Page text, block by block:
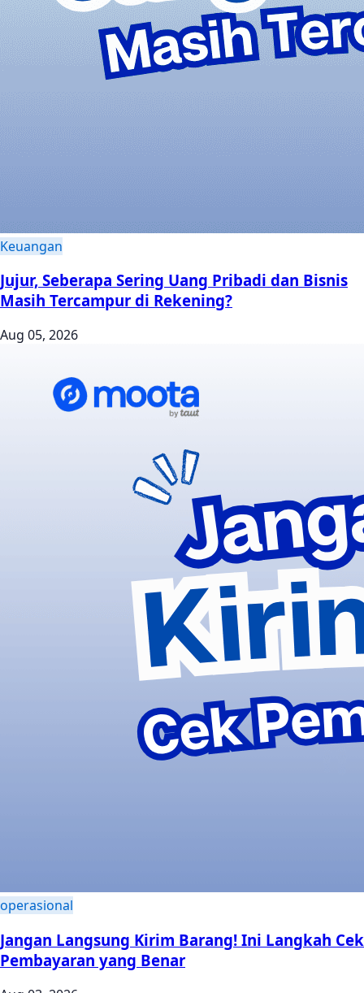
Keuangan
Jujur, Seberapa Sering Uang Pribadi dan Bisnis
Masih Tercampur di Rekening?
Aug 05, 2026
operasional
Jangan Langsung Kirim Barang! Ini Langkah Cek
Pembayaran yang Benar